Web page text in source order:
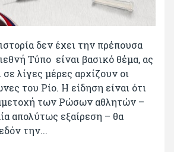
δεν έχει την πρέπουσα
Τύπο είναι βασικό θέμα, ας
λίγες μέρες αρχίζουν οι
του Ρίο. Η είδηση είναι ότι
των Ρώσων αθλητών –
απολύτως εξαίρεση – θα
την...